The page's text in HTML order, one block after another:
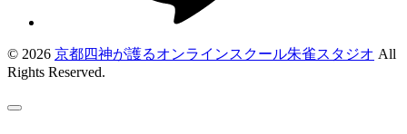
© 2026 京都四神が護るオンラインスクール朱雀スタジオ All
Rights Reserved.